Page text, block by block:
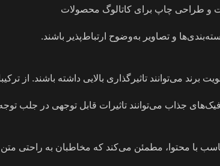
و تصاویر به‌وضوح ارتباط‌پذیر باشند.
برند می‌توانند تاثیرگذاری بالایی داشته باشند. از
جذاب می‌توانند تاثیرات قابل توجهی در جلب
با محتوا، مطمئن می‌کند که مخاطبان به راحتی متن